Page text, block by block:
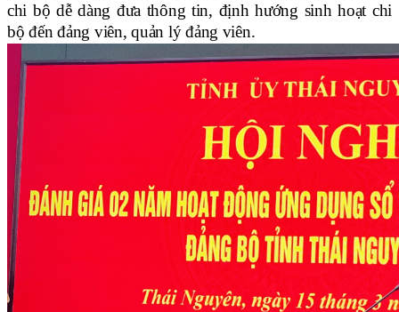
chi bộ dễ dàng đưa thông tin, định hướng sinh hoạt chi
bộ đến đảng viên, quản lý đảng viên.